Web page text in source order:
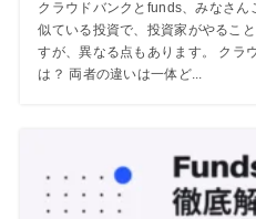
クラウドバンクとfunds、みなさん
似ている投資で、投資家がやるこ
すが、異なる点もあります。 クラ
は？ 両者の違いは一体ど...